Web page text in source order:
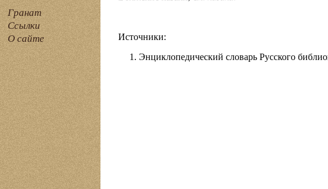
Гранат
Ссылки
О сайте
Источники:
Энциклопедический словарь Русского